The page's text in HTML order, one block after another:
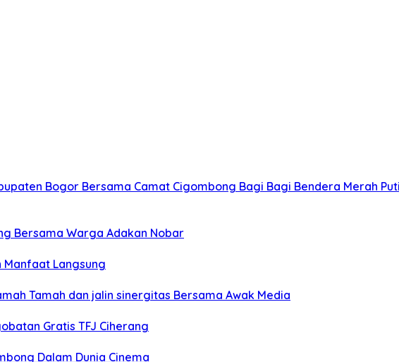
Bogor Bersama Camat Cigombong Bagi Bagi Bendera Merah
Bersama Warga Adakan Nobar
Manfaat Langsung
Tamah dan jalin sinergitas Bersama Awak Media
Gratis TFJ Ciherang
Dalam Dunia Cinema